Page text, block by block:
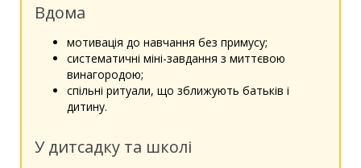
Вдома
мотивація до навчання без примусу;
систематичні міні-завдання з миттєвою
винагородою;
спільні ритуали, що зближують батьків і
дитину.
У дитсадку та школі